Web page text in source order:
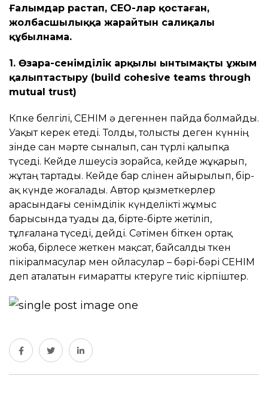
Ғалымдар растап, CEO-лар қостаған,
жолбасшылыққа жарайтын салиқалы
құбылнама.
1. Өзара-сенімділік арқылы ынтымақты ұжым
қалыптастыру (build cohesive teams through
mutual trust)
Көпке белгілі, СЕНІМ ә дегеннен пайда болмайды.
Уақыт керек етеді. Толды, толысты деген күннің
өзінде сан мәрте сыналып, сан түрлі қалыпқа
түседі. Кейде өлшеусіз зорайса, кейде жұқарып,
жұтаң тартады. Кейде бар сөлінен айырылып, бір-
ақ күнде жоғалады. Автор қызметкерлер
арасындағы сенімділік күнделікті жұмыс
барысында туады да, бірте-бірте жетіліп,
тұлғалана түседі, дейді. Сәтімен біткен ортақ
жоба, бірлесе жеткен мақсат, байсалды өткен
пікіралмасулар мен ойласулар – бәрі-бәрі СЕНІМ
деп аталатын ғимаратты көтеруге тиіс кірпіштер.